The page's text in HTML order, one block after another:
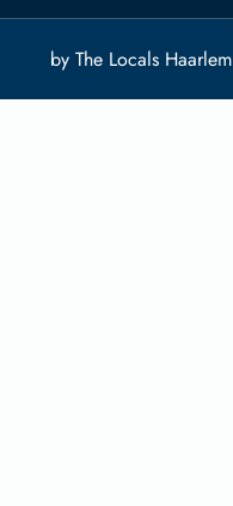
by The Locals Haarlem